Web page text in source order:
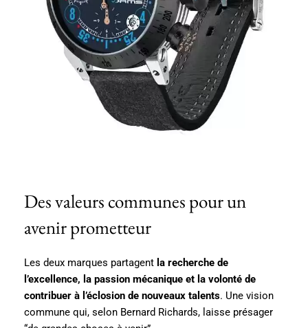
Des valeurs communes pour un
avenir prometteur
Les deux marques partagent la recherche de
l’excellence, la passion mécanique et la volonté de
contribuer à l’éclosion de nouveaux talents. Une vision
commune qui, selon Bernard Richards, laisse présager